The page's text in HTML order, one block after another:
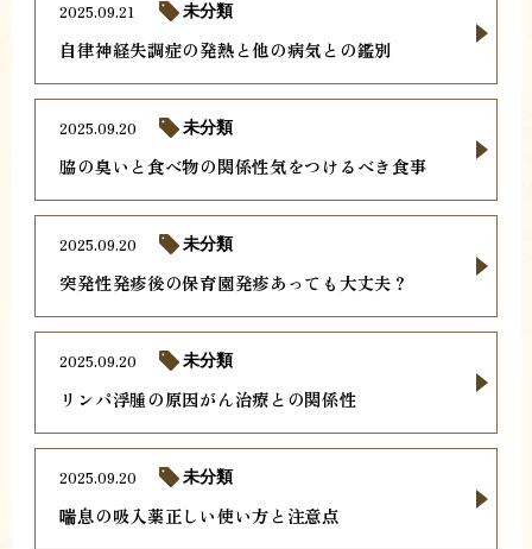
自律神経失調症の発熱と他の病気との鑑別
2025.09.21 未分類
脇の臭いと食べ物の関係性気をつけるべき食事
2025.09.20 未分類
突発性発疹後の保育園発疹あっても大丈夫？
2025.09.20 未分類
リンパ浮腫の原因がん治療との関係性
2025.09.20 未分類
喘息の吸入薬正しい使い方と注意点
2025.09.20 未分類